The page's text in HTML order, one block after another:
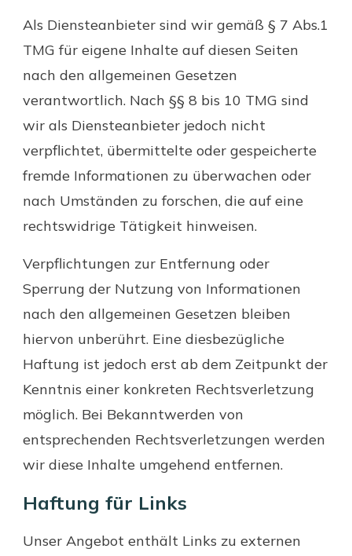
Als Diensteanbieter sind wir gemäß § 7 Abs.1
TMG für eigene Inhalte auf diesen Seiten
nach den allgemeinen Gesetzen
verantwortlich. Nach §§ 8 bis 10 TMG sind
wir als Diensteanbieter jedoch nicht
verpflichtet, übermittelte oder gespeicherte
fremde Informationen zu überwachen oder
nach Umständen zu forschen, die auf eine
rechtswidrige Tätigkeit hinweisen.
Verpflichtungen zur Entfernung oder
Sperrung der Nutzung von Informationen
nach den allgemeinen Gesetzen bleiben
hiervon unberührt. Eine diesbezügliche
Haftung ist jedoch erst ab dem Zeitpunkt der
Kenntnis einer konkreten Rechtsverletzung
möglich. Bei Bekanntwerden von
entsprechenden Rechtsverletzungen werden
wir diese Inhalte umgehend entfernen.
Haftung für Links
Unser Angebot enthält Links zu externen